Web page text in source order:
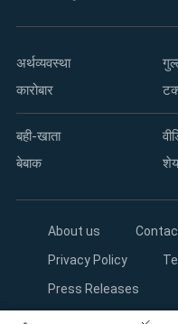
अर्थव्यवस्था
कारोबार
बही-खाता
बेबाक
About us
Privacy Policy
Press Releases